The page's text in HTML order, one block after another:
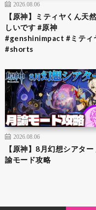
2026.08.06
【原神】ミティヤくん天
しいです #原神
#genshinimpact #ミティ
#shorts
2026.08.06
【原神】8月幻想シアター
諭モード攻略